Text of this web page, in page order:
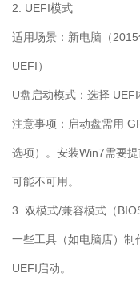
2. UEFI模式
适用场景：新电脑（2015
UEFI）
U盘启动模式：选择 UEFI
注意事项：启动盘需用
选项）。安装Win7需要
可能不可用。
3. 双模式/兼容模式（
一些工具（如电脑店）制
UEFI启动。